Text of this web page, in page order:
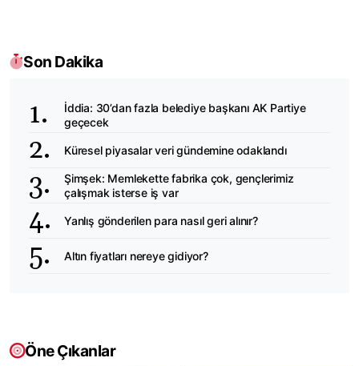
Son Dakika
İddia: 30’dan fazla belediye başkanı AK Partiye
geçecek
Küresel piyasalar veri gündemine odaklandı
Şimşek: Memlekette fabrika çok, gençlerimiz
çalışmak isterse iş var
Yanlış gönderilen para nasıl geri alınır?
Altın fiyatları nereye gidiyor?
Öne Çıkanlar